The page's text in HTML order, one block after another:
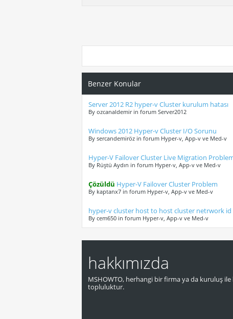
Benzer Konular
Server 2012 R2 hyper-v Cluster kurulum hatası
By ozcanaldemir in forum Server2012
Windows 2012 Hyper-v Cluster I/O Sorunu
By sercandemiröz in forum Hyper-v, App-v ve Med-v
Hyper-V Failover Cluster Live Migration
By Rüştü Aydın in forum Hyper-v, App-v ve Med-v
Çözüldü Hyper-V Failover Cluster Problem
By kaptanx7 in forum Hyper-v, App-v ve Med-v
hyper-v cluster host to host cluster netrwork id
By cem650 in forum Hyper-v, App-v ve Med-v
hakkımızda
MSHOWTO, herhangi bir firma ya da kuruluş ile
topluluktur.